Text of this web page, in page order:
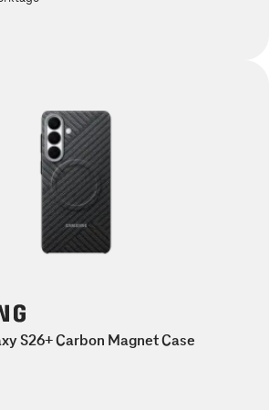
S26+ Carbon Magnet Case